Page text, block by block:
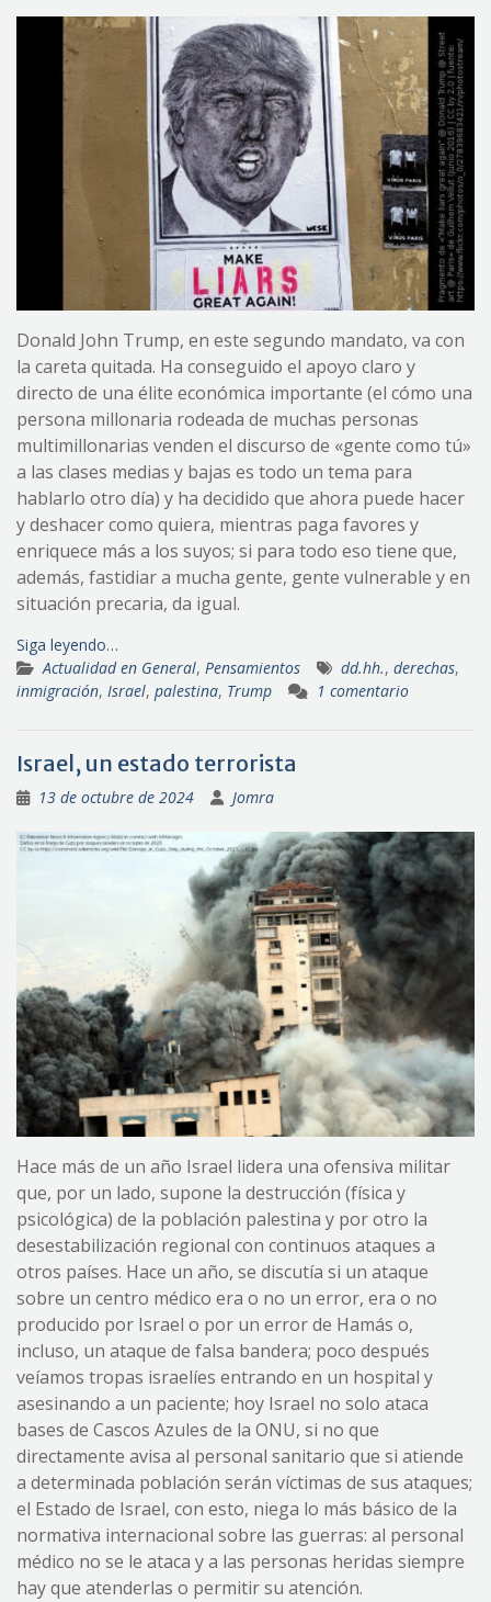
Donald John Trump, en este segundo mandato, va con
la careta quitada. Ha conseguido el apoyo claro y
directo de una élite económica importante (el cómo una
persona millonaria rodeada de muchas personas
multimillonarias venden el discurso de «gente como tú»
a las clases medias y bajas es todo un tema para
hablarlo otro día) y ha decidido que ahora puede hacer
y deshacer como quiera, mientras paga favores y
enriquece más a los suyos; si para todo eso tiene que,
además, fastidiar a mucha gente, gente vulnerable y en
situación precaria, da igual.
Siga leyendo…
Actualidad en General, Pensamientos dd.hh., derechas,
inmigración, Israel, palestina, Trump 1 comentario
Israel, un estado terrorista
13 de octubre de 2024 Jomra
Hace más de un año Israel lidera una ofensiva militar
que, por un lado, supone la destrucción (física y
psicológica) de la población palestina y por otro la
desestabilización regional con continuos ataques a
otros países. Hace un año, se discutía si un ataque
sobre un centro médico era o no un error, era o no
producido por Israel o por un error de Hamás o,
incluso, un ataque de falsa bandera; poco después
veíamos tropas israelíes entrando en un hospital y
asesinando a un paciente; hoy Israel no solo ataca
bases de Cascos Azules de la ONU, si no que
directamente avisa al personal sanitario que si atiende
a determinada población serán víctimas de sus ataques;
el Estado de Israel, con esto, niega lo más básico de la
normativa internacional sobre las guerras: al personal
médico no se le ataca y a las personas heridas siempre
hay que atenderlas o permitir su atención.